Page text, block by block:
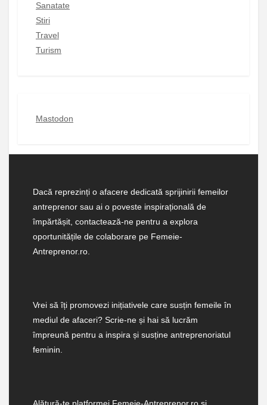
Sanatate
Stiri
Travel
Turism
Mastodon
Dacă reprezinți o afacere dedicată sprijinirii femeilor
antreprenor sau ai o poveste inspirațională de
împărtășit, contactează-ne pentru a explora
oportunitățile de colaborare pe Femeie-
Antreprenor.ro.
Vrei să îți promovezi inițiativele care susțin femeile în
mediul de afaceri? Scrie-ne și hai să lucrăm
împreună pentru a inspira și susține antreprenoriatul
feminin.